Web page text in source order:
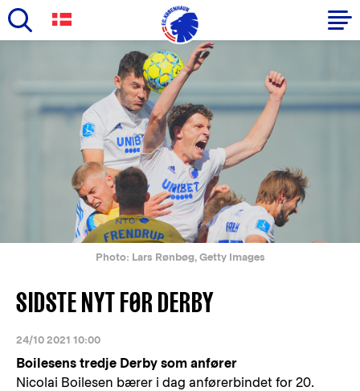
content
navigation
Photo: Lars Rønbøg, Getty Images
SIDSTE NYT FØR DERBY
24/10 2021 10:00
Boilesens tredje Derby som anfører
Nicolai Boilesen bærer i dag anførerbindet for 20.